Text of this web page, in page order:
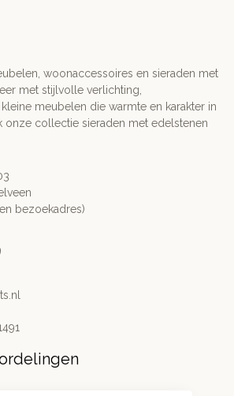
woonaccessoires en sieraden met
met stijlvolle verlichting,
meubelen die warmte en karakter in
onze collectie sieraden met edelstenen
bezoekadres)